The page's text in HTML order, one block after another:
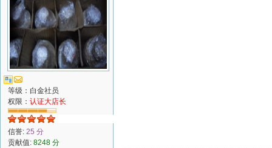
等级：白金社员
权限： 认证大店长
信誉: 25 分
贡献值: 8248 分